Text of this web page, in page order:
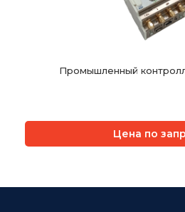
Промышленный
Цена по